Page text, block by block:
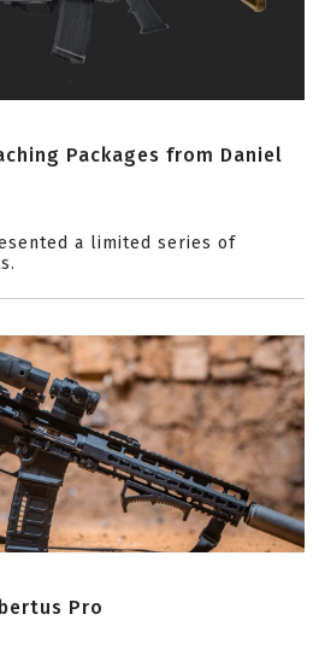
Packages from Daniel
a limited series of
Pro